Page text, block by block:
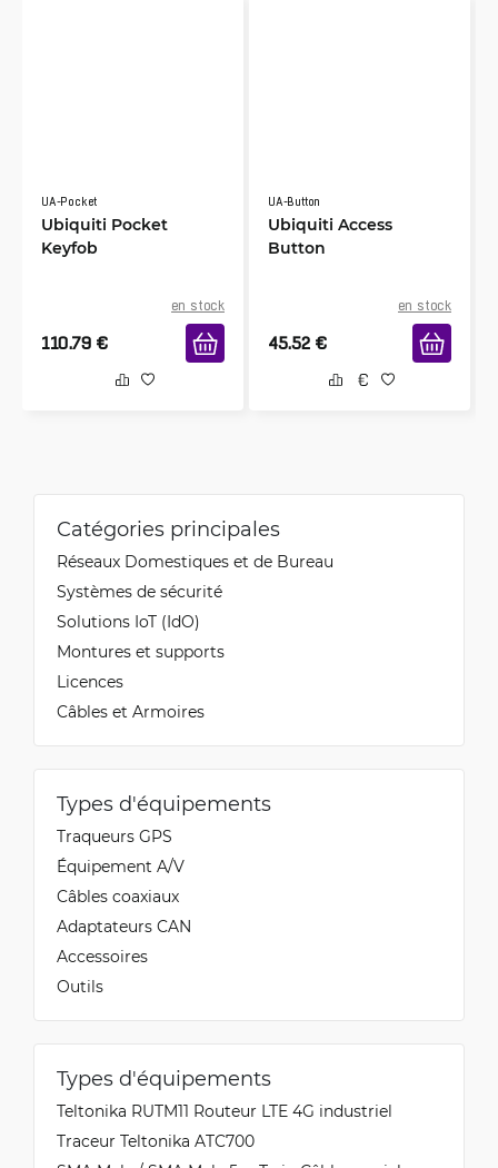
UA-Pocket
Ubiquiti Pocket
Keyfob
en stock
110.79 €
UA-Button
Ubiquiti Access
Button
en stock
45.52 €
Catégories principales
Réseaux Domestiques et de Bureau
Systèmes de sécurité
Solutions IoT (IdO)
Montures et supports
Licences
Câbles et Armoires
Types d'équipements
Traqueurs GPS
Équipement A/V
Câbles coaxiaux
Adaptateurs CAN
Accessoires
Outils
Types d'équipements
Teltonika RUTM11 Routeur LTE 4G industriel
Traceur Teltonika ATC700